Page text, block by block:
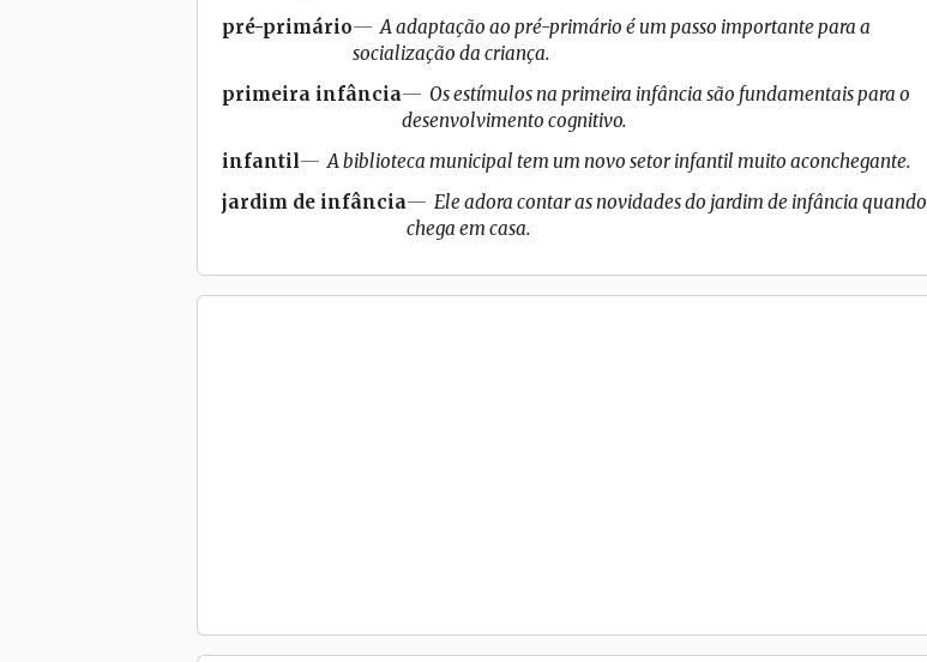
pré-primário
A adaptação ao pré-primário é um passo importante para a
socialização da criança.
primeira infância
Os estímulos na primeira infância são fundamentais para o
desenvolvimento cognitivo.
infantil
A biblioteca municipal tem um novo setor infantil muito aconchegante.
jardim de infância
Ele adora contar as novidades do jardim de infância quando
chega em casa.